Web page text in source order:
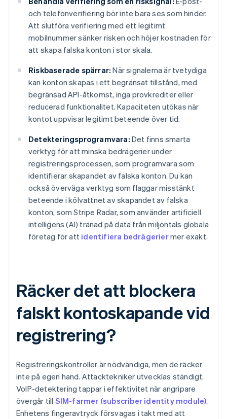
och telefonverifiering bör inte bara ses som hinder.
Att slutföra verifiering med ett legitimt
mobilnummer sänker risken och höjer kostnaden för
att skapa falska konton i stor skala.
Riskbaserade spärrar: När signalerna är tvetydiga
kan konton skapas i ett begränsat tillstånd, med
begränsad API-åtkomst, inga provkrediter eller
reducerad funktionalitet. Kapaciteten utökas när
kontot uppvisar legitimt beteende över tid.
Detekteringsprogramvara: Det finns smarta
verktyg för att minska bedrägerier under
registreringsprocessen, som programvara som
identifierar skapandet av falska konton. Du kan
också överväga verktyg som flaggar misstänkt
beteende i kölvattnet av skapandet av falska
konton, som Stripe Radar, som använder artificiell
intelligens (AI) tränad på data från miljontals globala
företag för att identifiera bedrägeriermer exakt.
Räcker det att blockera
falskt kontoskapande vid
registrering?
Registreringskontroller är nödvändiga, men de räcker
inte på egen hand. Attacktekniker utvecklas ständigt.
VoIP-detektering tappar i effektivitet när angripare
övergår till SIM-farmer (subscriber identity module).
Enhetens fingeravtryck försvagas i takt med att